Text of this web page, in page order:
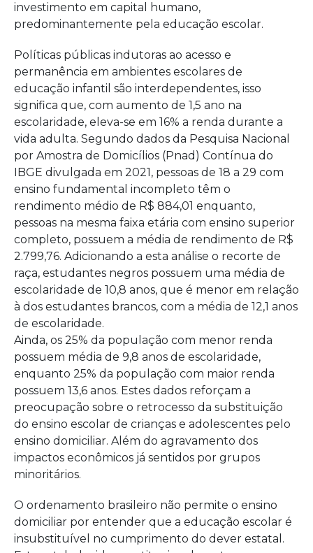
investimento em capital humano,
predominantemente pela educação escolar.
Políticas públicas indutoras ao acesso e
permanência em ambientes escolares de
educação infantil são interdependentes, isso
significa que, com aumento de 1,5 ano na
escolaridade, eleva-se em 16% a renda durante a
vida adulta. Segundo dados da Pesquisa Nacional
por Amostra de Domicílios (Pnad) Contínua do
IBGE divulgada em 2021, pessoas de 18 a 29 com
ensino fundamental incompleto têm o
rendimento médio de R$ 884,01 enquanto,
pessoas na mesma faixa etária com ensino superior
completo, possuem a média de rendimento de R$
2.799,76. Adicionando a esta análise o recorte de
raça, estudantes negros possuem uma média de
escolaridade de 10,8 anos, que é menor em relação
à dos estudantes brancos, com a média de 12,1 anos
de escolaridade.
Ainda, os 25% da população com menor renda
possuem média de 9,8 anos de escolaridade,
enquanto 25% da população com maior renda
possuem 13,6 anos. Estes dados reforçam a
preocupação sobre o retrocesso da substituição
do ensino escolar de crianças e adolescentes pelo
ensino domiciliar. Além do agravamento dos
impactos econômicos já sentidos por grupos
minoritários.
O ordenamento brasileiro não permite o ensino
domiciliar por entender que a educação escolar é
insubstituível no cumprimento do dever estatal.